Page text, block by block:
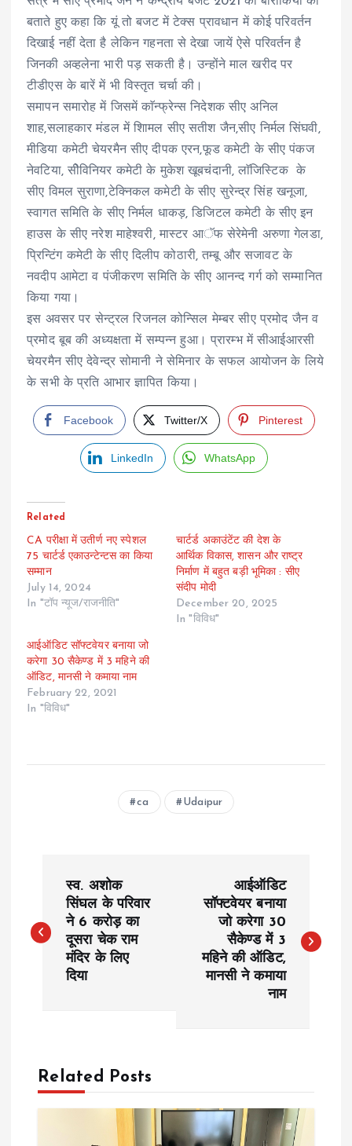
बताते हुए कहा कि यूं तो बजट में टेक्स प्रावधान में कोई परिवर्तन
दिखाई नहीं देता है लेकिन गहनता से देखा जायें ऐसे परिवर्तन है
जिनकी अव्हलेना भारी पड़ सकती है। उन्होंने माल खरीद पर
टीडीएस के बारें में भी विस्तृत चर्चा की।
समापन समारोह में जिसमें काॅन्फ्रेन्स निदेशक सीए अनिल
शाह,सलाहकार मंडल में शािमल सीए सतीश जैन,सीए निर्मल सिंघवी,
मीडिया कमेटी चेयरमैन सीए दीपक एरन,फूड कमेटी के सीए पंकज
नेवटिया, सीेविनियर कमेटी के मुकेश खूबचंदानी, लाॅजिस्टिक के
सीए विमल सुराणा,टेक्निकल कमेटी के सीए सुरेन्द्र सिंह खनूजा,
स्वागत समिति के सीए निर्मल धाकड़, डिजिटल कमेटी के सीए इन
हाउस के सीए नरेश माहेश्वरी, मास्टर आॅफ सेरेमेनी अरुणा गेलडा,
प्रिन्टिंग कमेटी के सीए दिलीप कोठारी, तम्बू और सजावट के
नवदीप आमेटा व पंजीकरण समिति के सीए आनन्द गर्ग को सम्मानित
किया गया।
इस अवसर पर सेन्ट्रल रिजनल कोन्सिल मेम्बर सीए प्रमोद जैन व
प्रमोद बूब की अध्यक्षता में सम्पन्न हुआ। प्रारम्भ में सीआईआरसी
चेयरमैन सीए देवेन्द्र सोमानी ने सेमिनार के सफल आयोजन के लिये
के सभी के प्रति आभार ज्ञापित किया।
Facebook Twitter/X Pinterest
LinkedIn WhatsApp
Related
CA परीक्षा में उतीर्ण नए स्पेशल
75 चार्टर्ड एकाउन्टेन्टस का किया
सम्मान
July 14, 2024
In "टॉप न्यूज/राजनीति"
चार्टर्ड अकाउंटेंट की देश के
आर्थिक विकास, शासन और राष्ट्र
निर्माण में बहुत बड़ी भूमिका : सीए
संदीप मोदी
December 20, 2025
In "विविध"
आईऑडिट सॉफ्टवेयर बनाया जो
करेगा 30 सैकेण्ड में 3 महिने की
ऑडिट, मानसी ने कमाया नाम
February 22, 2021
In "विविध"
ca Udaipur
s
a
v
स्व. अशोक
सिंघल के परिवार
ने 6 करोड़ का
दूसरा चेक राम
मंदिर के लिए
दिया
आईऑडिट
सॉफ्टवेयर बनाया
जो करेगा 30
सैकेण्ड में 3
महिने की ऑडिट,
मानसी ने कमाया
नाम
Related Posts